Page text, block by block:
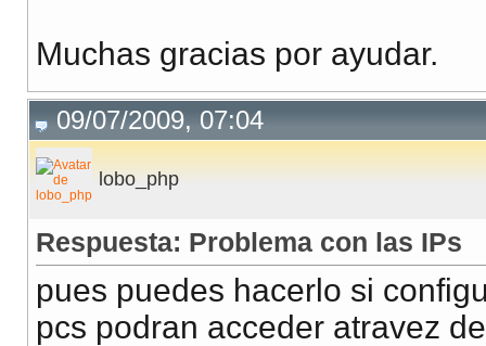
Muchas gracias por ayudar.
09/07/2009, 07:04
lobo_php
Respuesta: Problema con las IPs
pues puedes hacerlo si
pcs podran acceder atravez